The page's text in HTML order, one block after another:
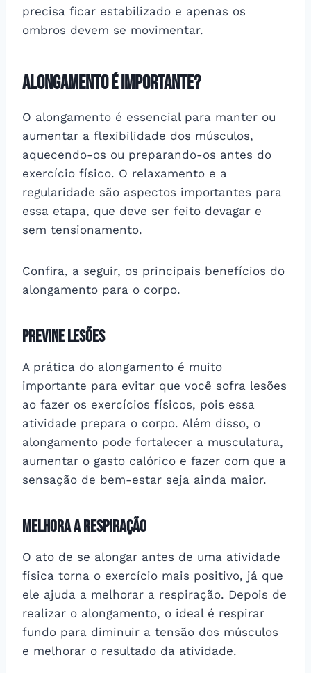
precisa ficar estabilizado e apenas os
ombros devem se movimentar.
Alongamento é importante?
O alongamento é essencial para manter ou
aumentar a flexibilidade dos músculos,
aquecendo-os ou preparando-os antes do
exercício físico. O relaxamento e a
regularidade são aspectos importantes para
essa etapa, que deve ser feito devagar e
sem tensionamento.
Confira, a seguir, os principais benefícios do
alongamento para o corpo.
Previne lesões
A prática do alongamento é muito
importante para evitar que você sofra lesões
ao fazer os exercícios físicos, pois essa
atividade prepara o corpo. Além disso, o
alongamento pode fortalecer a musculatura,
aumentar o gasto calórico e fazer com que a
sensação de bem-estar seja ainda maior.
Melhora a respiração
O ato de se alongar antes de uma atividade
física torna o exercício mais positivo, já que
ele ajuda a melhorar a respiração. Depois de
realizar o alongamento, o ideal é respirar
fundo para diminuir a tensão dos músculos
e melhorar o resultado da atividade.